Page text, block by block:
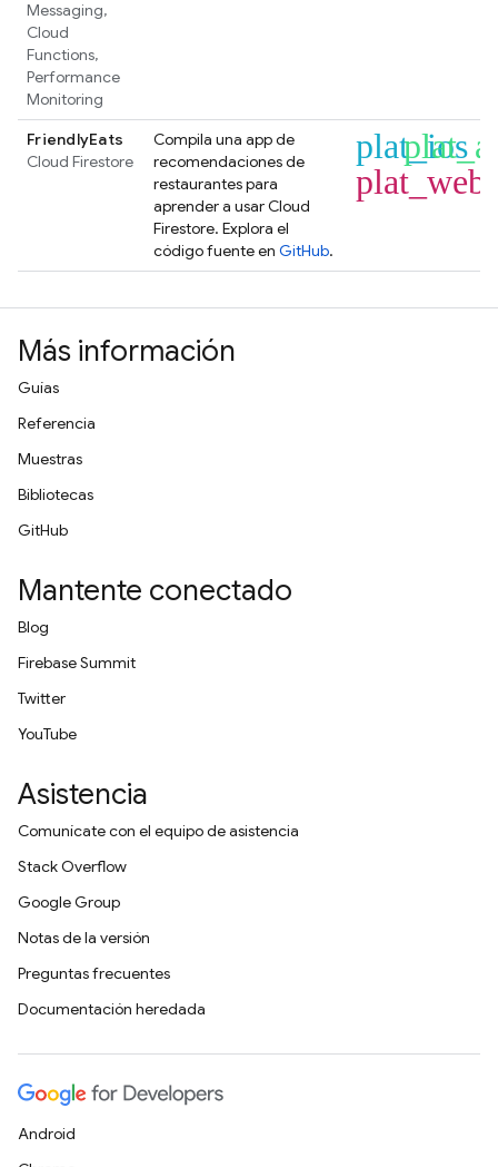
Messaging,
Cloud
Functions,
Performance
Monitoring
FriendlyEats
Cloud Firestore
Compila una app de
recomendaciones de
restaurantes para
aprender a usarCloud
Firestore. Explora el
código fuente en GitHub.
plat_ios
plat_web
Más información
Guías
Referencia
Muestras
Bibliotecas
GitHub
Mantente conectado
Blog
Firebase Summit
Twitter
YouTube
Asistencia
Comunícate con el equipo de asistencia
Stack Overflow
Google Group
Notas de la versión
Preguntas frecuentes
Documentación heredada
Android